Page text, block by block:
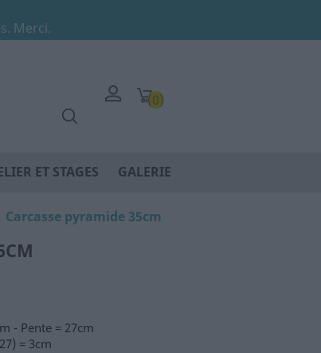
Merci.
(0)
ET STAGES GALERIE
Carcasse pyramide 35cm
- Pente = 27cm
= 3cm